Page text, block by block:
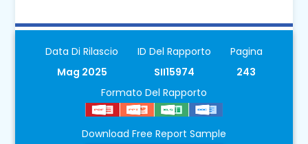
Data Di Rilascio
Mag 2025
ID Del Rapporto
SII15974
Pagina
243
Formato Del Rapporto
Download Free Report Sample